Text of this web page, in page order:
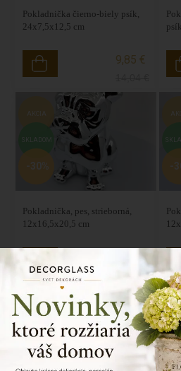
Pokladnička čierno-biely psík,
24x7,5x12,5 cm
9,85 €
AKCIA
SKLADOM
Pokladnička, pes, strieborná,
12x16,5x20,5 cm
13,80 €
€
-30% -
Naposledy prezerané